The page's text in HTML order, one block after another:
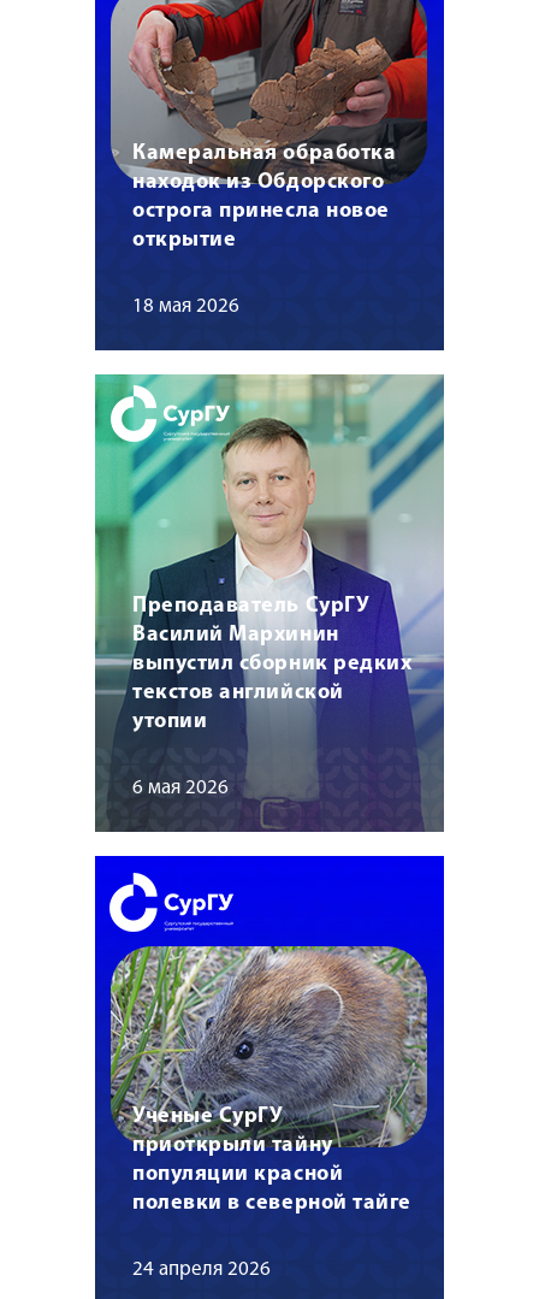
Камеральная обработка
находок из Обдорского
острога принесла новое
открытие
18 мая 2026
Преподаватель СурГУ
Василий Мархинин
выпустил сборник редких
текстов английской
утопии
6 мая 2026
Ученые СурГУ
приоткрыли тайну
популяции красной
полевки в северной тайге
24 апреля 2026